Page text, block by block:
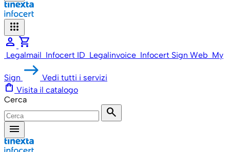
apps
person shopping_cart
Legalmail Infocert ID Legalinvoice Infocert Sign Web My
Sign Vedi tutti i servizi
shopping_bag Visita il catalogo
Cerca
search
menu